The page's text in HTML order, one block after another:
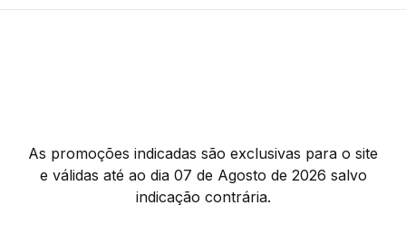
As promoções indicadas são exclusivas para o site
e válidas até ao dia 07 de Agosto de 2026 salvo
indicação contrária.